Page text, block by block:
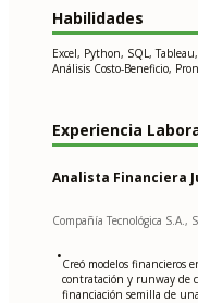
Habilidades
Excel, Python, SQL,
Análisis Costo-Beneficio,
Experiencia
Analista Financiera
Compañía Tecnológica S.A.,
•Creó modelos financieros
contratación y runway de
financiación semilla de